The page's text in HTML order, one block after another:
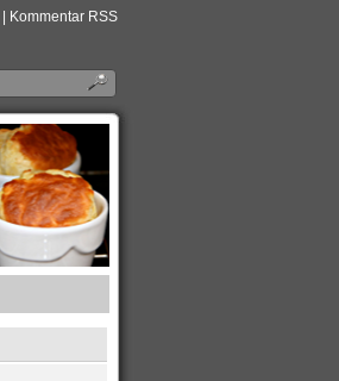
Kommentar RSS